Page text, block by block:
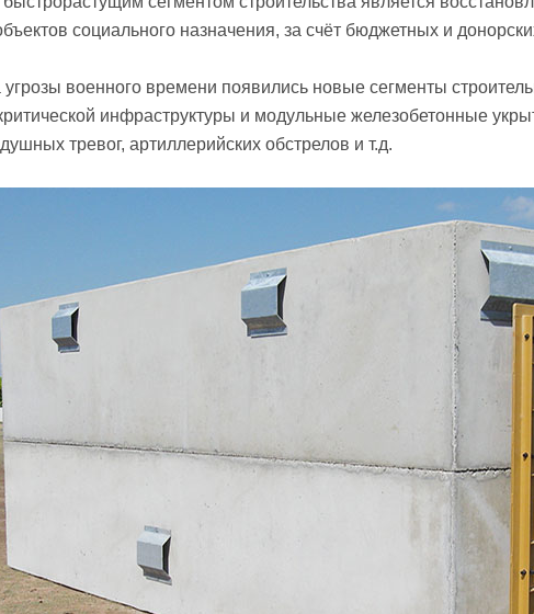
социального назначения, за счёт бюджетных и
угрозы военного времени появились новые сегменты
инфраструктуры и модульные железобетонные
тревог, артиллерийских обстрелов и т.д.